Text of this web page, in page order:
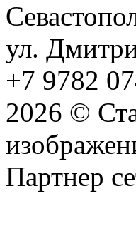
ул.
+7 9782
2026 ©
Партнер